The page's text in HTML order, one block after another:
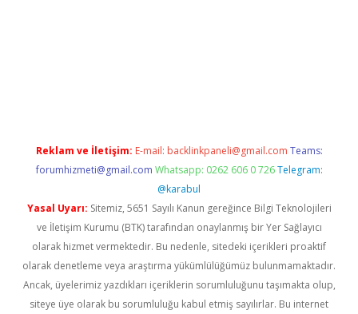
Reklam ve İletişim: E-mail: backlinkpaneli@gmail.com Teams:
forumhizmeti@gmail.com Whatsapp: 0262 606 0 726 Telegram:
@karabul
Yasal Uyarı: Sitemiz, 5651 Sayılı Kanun gereğince Bilgi Teknolojileri
ve İletişim Kurumu (BTK) tarafından onaylanmış bir Yer Sağlayıcı
olarak hizmet vermektedir. Bu nedenle, sitedeki içerikleri proaktif
olarak denetleme veya araştırma yükümlülüğümüz bulunmamaktadır.
Ancak, üyelerimiz yazdıkları içeriklerin sorumluluğunu taşımakta olup,
siteye üye olarak bu sorumluluğu kabul etmiş sayılırlar. Bu internet